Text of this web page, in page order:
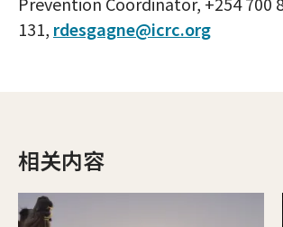
131, rdesgagne@icrc.org
相关内容